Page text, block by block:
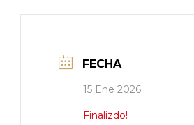
FECHA
15 Ene 2026
Finalizdo!